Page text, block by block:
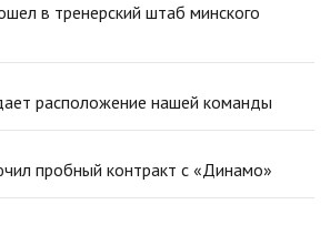
в тренерский штаб минского
расположение нашей команды
пробный контракт с «Динамо»